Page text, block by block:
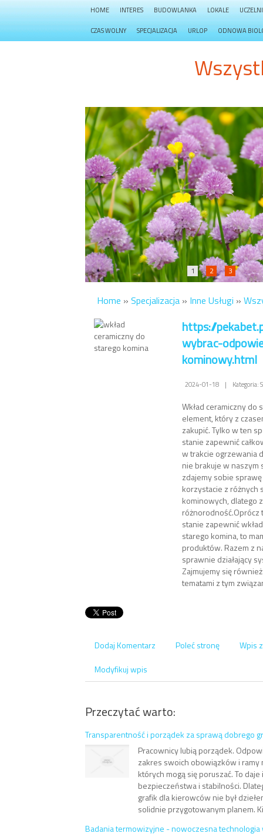
HOME INTERES BUDOWLANKA LOKALE
CZAS WOLNY SPECJALIZACJA URLOP ODNOWA
1 2 3
Home » Specjalizacja » Inne Usługi »
https://
wybrac-
kominowy.html
2024-01-18 | Kategoria:
Wkład ceramiczny do
element, który z
zakupić. Tylko w ten
stanie zapewnić
w trakcie ogrzewania
nie brakuje w naszym
zdajemy sobie
korzystacie z różnych
kominowych, dlatego
różnorodność.Oprócz
stanie zapewnić
starego komina, to
produktów. Razem z
sprawnie działający
Zajmujemy się
tematami z tym
Dodaj Komentarz Poleć stronę
Wpis
Modyfikuj wpis
Przeczytać warto:
Transparentność i porządek za sprawą dobrego
Pracownicy lubią porządek.
zakres swoich obowiązków i ramy
których mogą się poruszać. To
bezpieczeństwa i stabilności.
grafik dla kierowców nie był
solidnie przygotowanym planem.
Badania termowizyjne - nowoczesna technologia